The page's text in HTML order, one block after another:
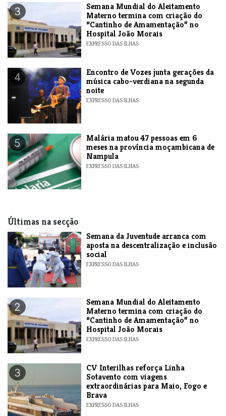
3
Semana Mundial do Aleitamento
Materno termina com criação do
“Cantinho de Amamentação” no
Hospital João Morais
EXPRESSO DAS ILHAS
4
Encontro de Vozes junta gerações da
música cabo-verdiana na segunda
noite
EXPRESSO DAS ILHAS
5
​Malária matou 47 pessoas em 6
meses na província moçambicana de
Nampula
EXPRESSO DAS ILHAS
Últimas na secção
1
Semana da Juventude arranca com
aposta na descentralização e inclusão
social
EXPRESSO DAS ILHAS
2
Semana Mundial do Aleitamento
Materno termina com criação do
“Cantinho de Amamentação” no
Hospital João Morais
EXPRESSO DAS ILHAS
3
​CV Interilhas reforça Linha
Sotavento com viagens
extraordinárias para Maio, Fogo e
Brava
EXPRESSO DAS ILHAS